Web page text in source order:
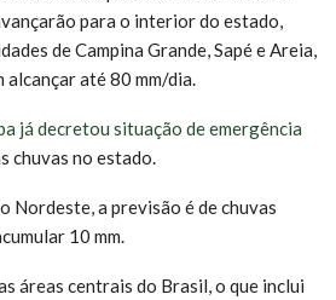
para o interior do estado,
de Campina Grande, Sapé e Areia,
alcançar até 80 mm/dia.
já decretou situação de emergência
chuvas no estado.
Nordeste, a previsão é de chuvas
10 mm.
áreas centrais do Brasil, o que inclui